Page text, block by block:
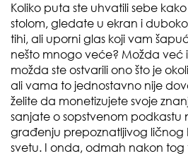
Koliko puta ste uhvatili sebe
stolom, gledate u ekran i
tihi, ali uporni glas koji vam
nešto mnogo veće? Možda već
možda ste ostvarili ono što je
ali vama to jednostavno nije
želite da monetizujete svoje
sanjate o sopstvenom podkastu
građenju prepoznatljivog
svetu. I onda, odmah nakon tog